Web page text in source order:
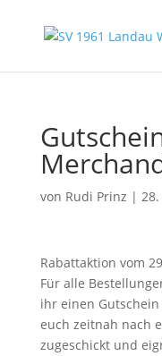
von Rudi Prinz |
Rabattaktion vom
Für alle
ihr einen
euch zeitnah nach
zugeschickt und